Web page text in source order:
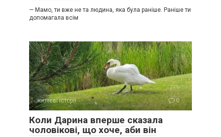
— Мамо, ти вже не та людина, яка була раніше. Раніше ти
допомагала всім
життєві історії 0
Коли Дарина вперше сказала
чоловікові, що хоче, аби він